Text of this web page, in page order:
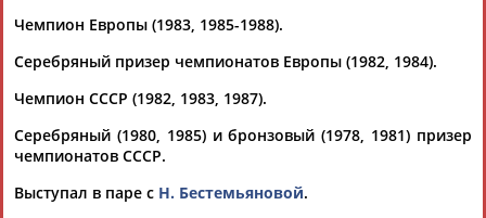
(Проект:Информационное агентство СТАДИОН
Наталья Бестемьянова: Своей карьерой я обязана Татьяне
Анатольевне Тарасовой
Андрей Букин, а также Заслуженный тренер СССР и России
Елена... ...Татьяна Анатольевна Тарасова! Своей карьерой
уже столько лет мы...
Чемпион Европы (1983, 1985-1988).
Серебряный призер чемпионатов Европы (1982, 1984).
Чемпион СССР (1982, 1983, 1987).
Серебряный (1980, 1985) и бронзовый (1978, 1981) призер
чемпионатов СССР.
Выступал в паре с Н. Бестемьяновой.